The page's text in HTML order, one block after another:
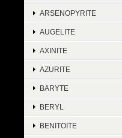
ARSENOPYRITE
AUGELITE
AXINITE
AZURITE
BARYTE
BERYL
BENITOITE